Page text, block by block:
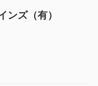
ズ（有）